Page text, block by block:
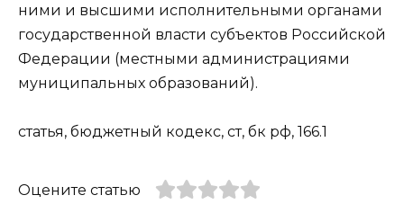
ними и высшими исполнительными органами
государственной власти субъектов Российской
Федерации (местными администрациями
муниципальных образований).
статья, бюджетный кодекс, ст, бк рф, 166.1
Оцените статью